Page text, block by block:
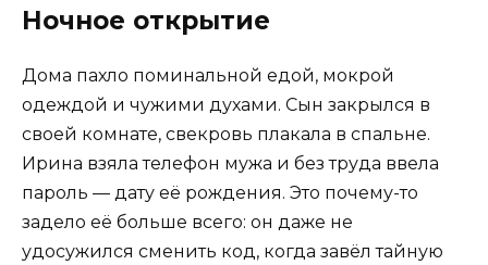
Ночное открытие
Дома пахло поминальной едой, мокрой
одеждой и чужими духами. Сын закрылся в
своей комнате, свекровь плакала в спальне.
Ирина взяла телефон мужа и без труда ввела
пароль — дату её рождения. Это почему-то
задело её больше всего: он даже не
удосужился сменить код, когда завёл тайную